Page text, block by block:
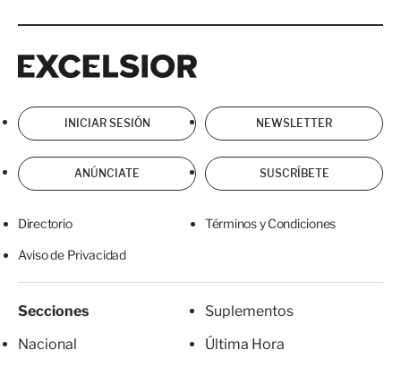
INICIAR SESIÓN NEWSLETTER
ANÚNCIATE SUSCRÍBETE
Directorio Términos y Condiciones
Aviso de Privacidad
Secciones
Nacional
Suplementos
Última Hora